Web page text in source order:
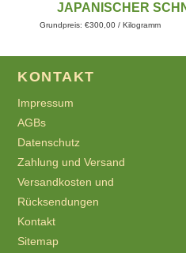
JAPANISCHER
Grundpreis: €300,00 / Kilogramm
KONTAKT
Impressum
AGBs
Datenschutz
Zahlung und Versand
Versandkosten und
Rücksendungen
Kontakt
Sitemap